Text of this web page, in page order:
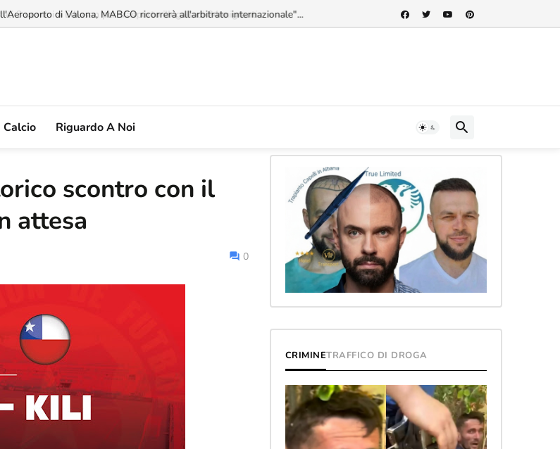
di Valona, MABCO ricorrerà all'arbitrato internazionale"...
Calcio Riguardo A Noi
scontro con il
attesa
0
CRIMINETRAFFICO DI DROGA